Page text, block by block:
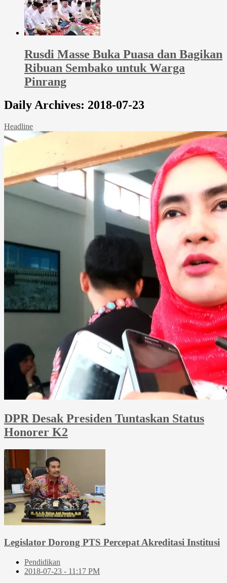
Rusdi Masse Buka Puasa dan Bagikan
Ribuan Sembako untuk Warga
Pinrang
Daily Archives: 2018-07-23
Headline
DPR Desak Presiden Tuntaskan Status
Honorer K2
Legislator Dorong PTS Percepat Akreditasi Institusi
Pendidikan
2018-07-23 - 11:17 PM